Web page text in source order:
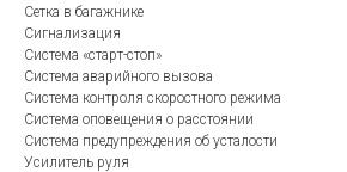
Сетка в багажнике
Сигнализация
Система «старт-стоп»
Система аварийного вызова
Система контроля скоростного режима
Система оповещения о расстоянии
Система предупреждения об усталости
Усилитель руля